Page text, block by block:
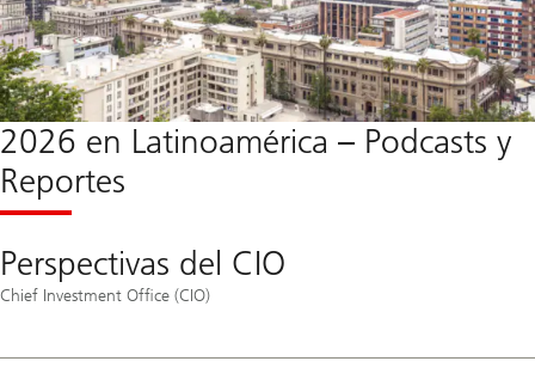
2026 en Latinoamérica – Podcasts y
Reportes
Perspectivas del CIO
Chief Investment Office (CIO)